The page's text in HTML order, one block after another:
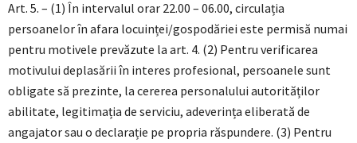
Art. 5. – (1) În intervalul orar 22.00 – 06.00, circulația
persoanelor în afara locuinței/gospodăriei este permisă numai
pentru motivele prevăzute la art. 4. (2) Pentru verificarea
motivului deplasării în interes profesional, persoanele sunt
obligate să prezinte, la cererea personalului autorităților
abilitate, legitimația de serviciu, adeverința eliberată de
angajator sau o declarație pe propria răspundere. (3) Pentru